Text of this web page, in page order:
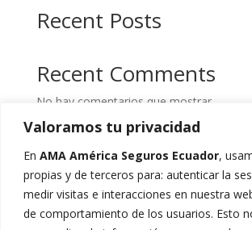
Valoramos tu privacidad
En AMA América Seguros Ecuador,
propias y de terceros para: autenticar la
medir visitas e interacciones en nuestra
de comportamiento de los usuarios. Esto
Recent Posts
Recent Comments
No hay comentarios que mostrar.
2024 © AMA América Seguros
derechos reservados.